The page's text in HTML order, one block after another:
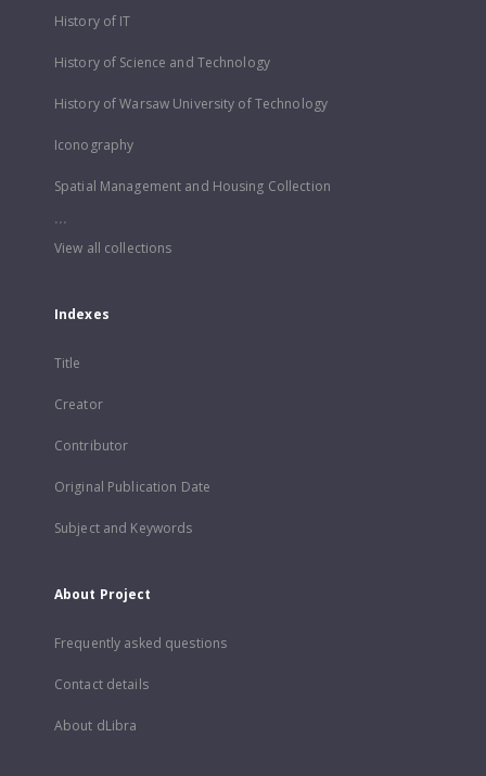
History of IT
History of Science and Technology
History of Warsaw University of Technology
Iconography
Spatial Management and Housing Collection
...
View all collections
Indexes
Title
Creator
Contributor
Original Publication Date
Subject and Keywords
About Project
Frequently asked questions
Contact details
About dLibra